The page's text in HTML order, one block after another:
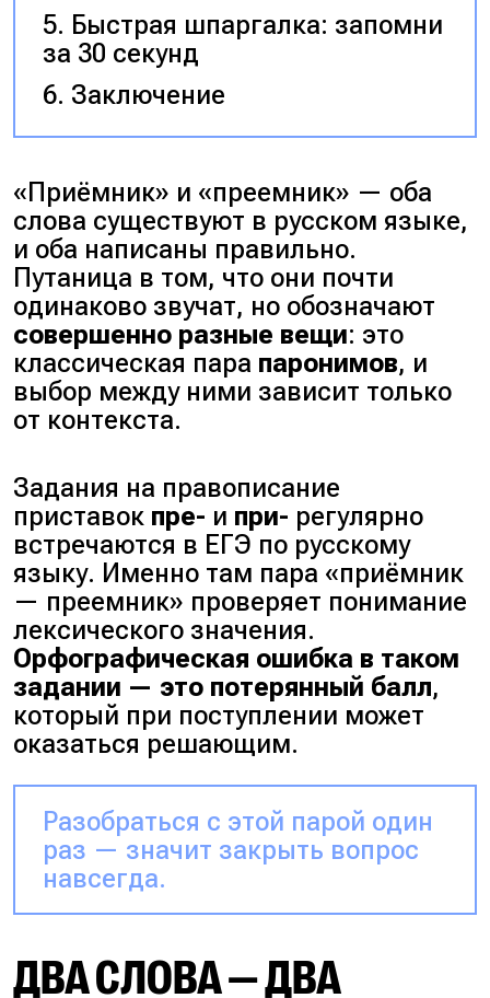
Быстрая шпаргалка: запомни
за 30 секунд
Заключение
«Приёмник» и «преемник» — оба
слова существуют в русском языке,
и оба написаны правильно.
Путаница в том, что они почти
одинаково звучат, но обозначают
совершенно разные вещи: это
классическая пара паронимов, и
выбор между ними зависит только
от контекста.
Задания на правописание
приставок пре- и при- регулярно
встречаются в ЕГЭ по русскому
языку. Именно там пара «приёмник
— преемник» проверяет понимание
лексического значения.
Орфографическая ошибка в таком
задании — это потерянный балл,
который при поступлении может
оказаться решающим.
Разобраться с этой парой один
раз — значит закрыть вопрос
навсегда.
ДВА СЛОВА — ДВА